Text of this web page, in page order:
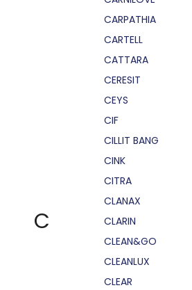
C
CARPATHIA
CARTELL
CATTARA
CERESIT
CEYS
CIF
CILLIT BANG
CINK
CITRA
CLANAX
CLARIN
CLEAN&GO
CLEANLUX
CLEAR